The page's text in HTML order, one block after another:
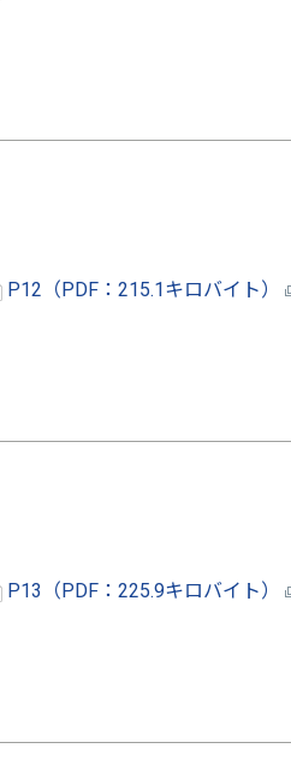
P12（PDF：215.1キロバイト）
P13（PDF：225.9キロバイト）